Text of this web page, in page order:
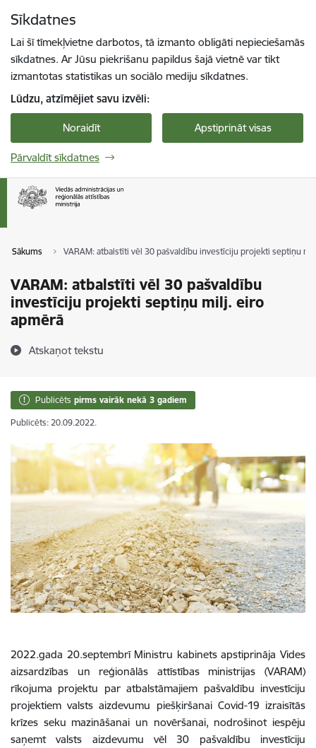
Sīkdatnes
Lai šī tīmekļvietne darbotos, tā izmanto obligāti nepieciešamās
sīkdatnes. Ar Jūsu piekrišanu papildus šajā vietnē var tikt
izmantotas statistikas un sociālo mediju sīkdatnes.
Lūdzu, atzīmējiet savu izvēli:
Noraidīt Apstiprināt visas
Pārvaldīt sīkdatnes
Sākums VARAM: atbalstīti vēl 30 pašvaldību investīciju projekti septiņu
VARAM: atbalstīti vēl 30 pašvaldību
investīciju projekti septiņu milj. eiro
apmērā
Atskaņot tekstu
Publicēts pirms vairāk nekā 3 gadiem
Publicēts: 20.09.2022.
2022.gada 20.septembrī Ministru kabinets apstiprināja Vides
aizsardzības un reģionālās attīstības ministrijas (VARAM)
rīkojuma projektu par atbalstāmajiem pašvaldību investīciju
projektiem valsts aizdevumu piešķiršanai Covid-19 izraisītās
krīzes seku mazināšanai un novēršanai, nodrošinot iespēju
saņemt valsts aizdevumu vēl 30 pašvaldību investīciju